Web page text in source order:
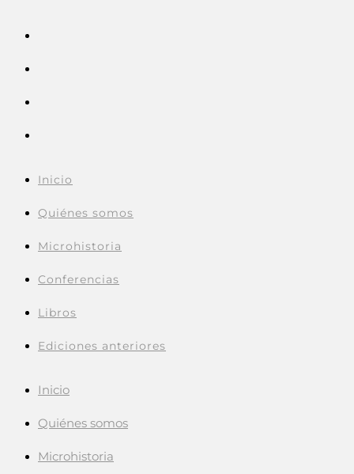
Inicio
Quiénes somos
Microhistoria
Conferencias
Libros
Ediciones anteriores
Inicio
Quiénes somos
Microhistoria